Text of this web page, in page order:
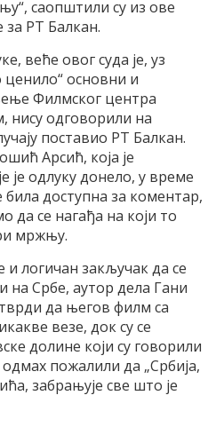
саопштили су из ове
за РТ Балкан.
веће овог суда је, уз
ценило“ основни и
Филмског центра
нису одговорили на
поставио РТ Балкан.
Арсић, која је
је одлуку донело, у време
била доступна за коментар,
да се нагађа на који то
мржњу.
и логичан закључак да се
Србе, аутор дела Гани
да његов филм са
везе, док су се
долине који су говорили
пожалили да „Србија,
забрањује све што је